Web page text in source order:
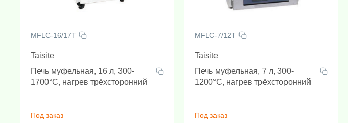
MFLC-16/17T
Taisite
Печь муфельная, 16 л, 300-
1700°C, нагрев трёхсторонний
Под заказ
MFLC-7/12T
Taisite
Печь муфельная, 7 л, 300-
1200°C, нагрев трёхсторонний
Под заказ